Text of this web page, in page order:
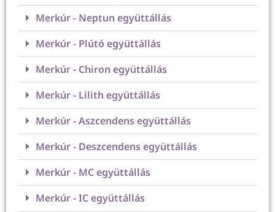
Merkúr - Neptun együttállás
Merkúr - Plútó együttállás
Merkúr - Chiron együttállás
Merkúr - Lilith együttállás
Merkúr - Aszcendens együttállás
Merkúr - Deszcendens együttállás
Merkúr - MC együttállás
Merkúr - IC együttállás